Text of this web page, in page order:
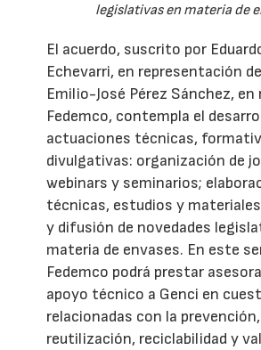
legislativas en materia de
El acuerdo, suscrito por
Echevarri, en representación
Emilio-José Pérez Sánchez, en
Fedemco, contempla el
actuaciones técnicas,
divulgativas: organización de
webinars y seminarios;
técnicas, estudios y
y difusión de novedades
materia de envases. En este
Fedemco podrá prestar
apoyo técnico a Genci en
relacionadas con la prevención,
reutilización, reciclabilidad y